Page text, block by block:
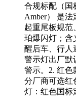
合规标配（国
Amber） 是法
起重尾板规范
珀爆闪灯；含
醒后车、行人
警示灯出厂默
警示。2. 红色
分厂商可选红
灯：红色国